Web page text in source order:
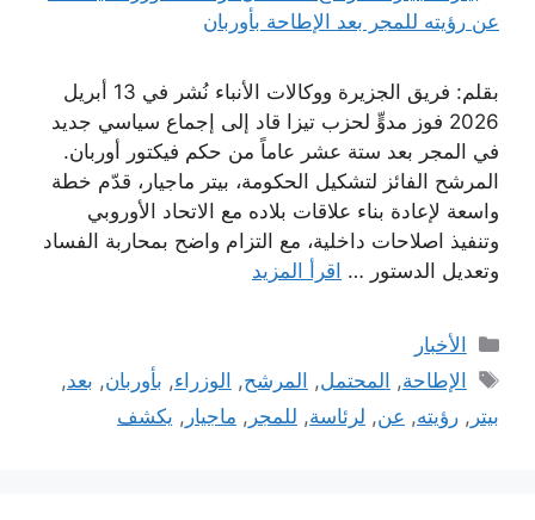
بقلم: فريق الجزيرة ووكالات الأنباء نُشر في 13 أبريل
2026 فوز مدوٍّ لحزب تيزا قاد إلى إجماع سياسي جديد
في المجر بعد ستة عشر عاماً من حكم فيكتور أوربان.
المرشح الفائز لتشكيل الحكومة، بيتر ماجيار، قدّم خطة
واسعة لإعادة بناء علاقات بلاده مع الاتحاد الأوروبي
وتنفيذ اصلاحات داخلية، مع التزام واضح بمحاربة الفساد
وتعديل الدستور … اقرأ المزيد
التصنيفات
الأخبار
الوسوم
الإطاحة, المحتمل, المرشح, الوزراء, بأوربان, بعد,
بيتر , رؤيته, عن, لرئاسة, للمجر , ماجيار , يكشف